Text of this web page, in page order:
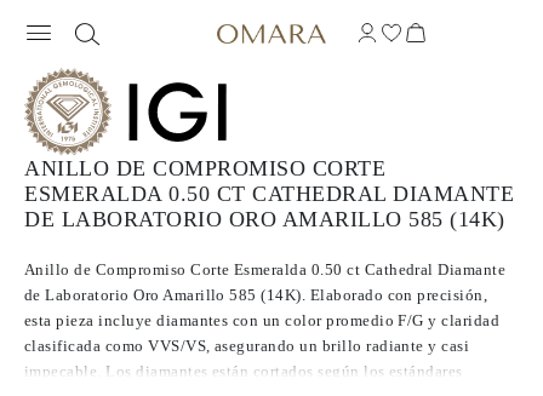
ANILLO DE COMPROMISO CORTE
ESMERALDA 0.50 CT CATHEDRAL DIAMANTE
DE LABORATORIO ORO AMARILLO 585 (14K)
Anillo de Compromiso Corte Esmeralda 0.50 ct Cathedral Diamante
de Laboratorio Oro Amarillo 585 (14K). Elaborado con precisión,
esta pieza incluye diamantes con un color promedio F/G y claridad
clasificada como VVS/VS, asegurando un brillo radiante y casi
impecable. Los diamantes están cortados según los estándares